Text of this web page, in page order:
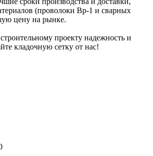
(проволоки Вр-1 и сварных
цену на рынке.
проекту надежность и
кладочную сетку от нас!